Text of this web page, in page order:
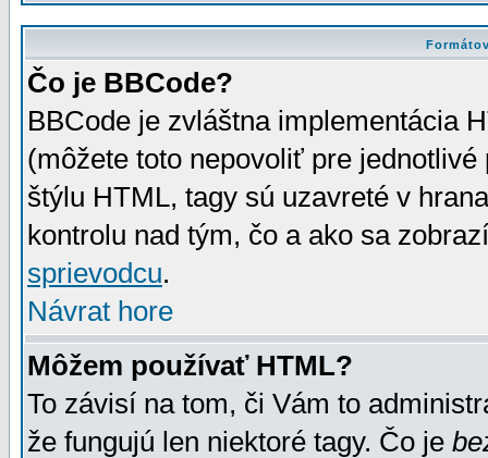
Čo je BBCode?
BBCode je zvláštna implementácia
(môžete toto nepovoliť pre
štýlu HTML, tagy sú uzavreté v
kontrolu nad tým, čo a ako sa
sprievodcu.
Návrat hore
Môžem používať HTML?
To závisí na tom, či Vám to
že fungujú len niektoré tagy. Čo je